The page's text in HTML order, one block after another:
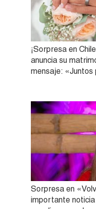
¡Sorpresa en
anuncia su
mensaje: «Juntos
Sorpresa en
importante noticia